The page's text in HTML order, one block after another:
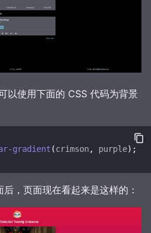
以使用下面的 CSS 代码为背景
gradient (crimson, purple);
，页面现在看起来是这样的：